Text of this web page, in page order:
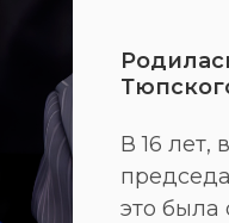
В 16 лет,
это была